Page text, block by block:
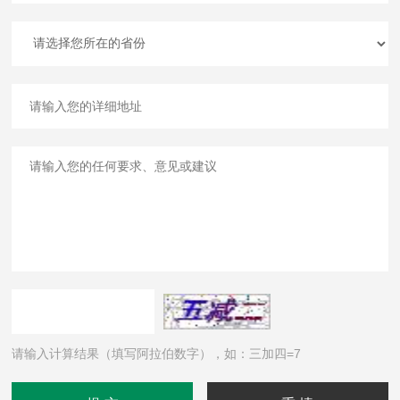
请输入计算结果（填写阿拉伯数字），如：三加四=7